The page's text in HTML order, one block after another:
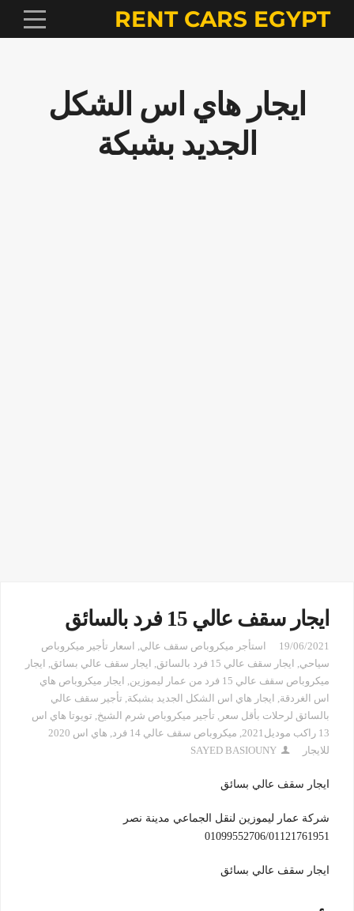
RENT CARS EGYPT
ايجار هاي اس الشكل
الجديد بشبكة
ايجار سقف عالي 15 فرد بالسائق
19/06/2021 استأجر ميكروباص سقف عالي, اسعار تأجير ميكروباص
سياحي, ايجار سقف عالي 15 فرد بالسائق , ايجار سقف عالي بسائق, ايجار
ميكروباص سقف عالي 15 فرد من عمار ليموزين
, ايجار ميكروباص هاي
اس الغردقة, ايجار هاي اس الشكل الجديد بشبكة, تأجير سقف عالي
بالسائق لرحلات بأقل سعر , تأجير ميكروباص شرم الشيخ, تويوتا هاي اس
13 راكب موديل2021
, ميكروباص سقف عالي 14 فرد ,
هاي اس 2020
للايجار
SAYED BASIOUNY
ايجار سقف عالي بسائق
شركة عمار ليموزين لنقل الجماعي مدينة نصر
01099552706/01121761951
ايجار سقف عالي بسائق